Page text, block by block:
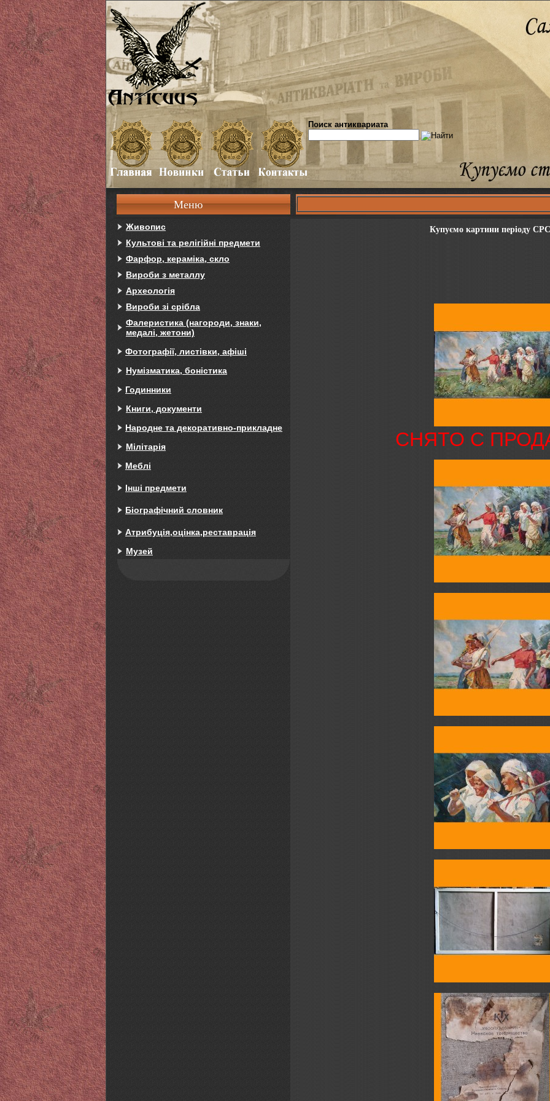
Поиск антиквариата
Меню
Живопис
Культові та релігійні предмети
Фарфор, кераміка, скло
Вироби з металлу
Археологія
Вироби зі срібла
Фалеристика (нагороди, знаки,
медалі, жетони)
Фотографії, листівки, афіші
Нумізматика, боністика
Годинники
Книги, документи
Народне та декоративно-прикладне
Мілітарія
Меблі
Інші предмети
Біографічний словник
Атрибуція,оцінка,реставрація
Музей
Купуємо картини періоду
СНЯТО С